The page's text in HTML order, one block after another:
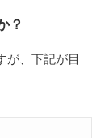
？
が、下記が目